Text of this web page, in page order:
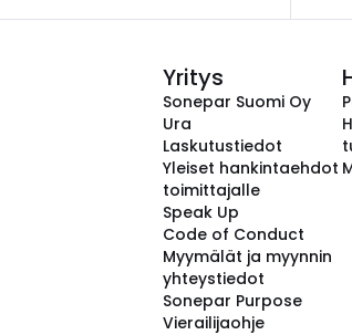
Yritys
Sonepar Suomi Oy
Ura
Laskutustiedot
Yleiset hankintaehdot
toimittajalle
Speak Up
Code of Conduct
Myymälät ja myynnin
yhteystiedot
Sonepar Purpose
Vierailijaohje